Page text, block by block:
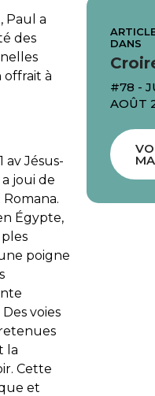
Paul a
des
offrait à
av Jésus-
joui de
Romana.
Égypte,
poigne
voies
la
Cette
et
DANS
#78 -
AOÛT